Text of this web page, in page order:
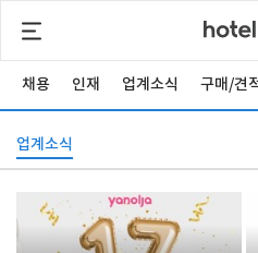
채용 인재 업계소식 구매/견
업계소식